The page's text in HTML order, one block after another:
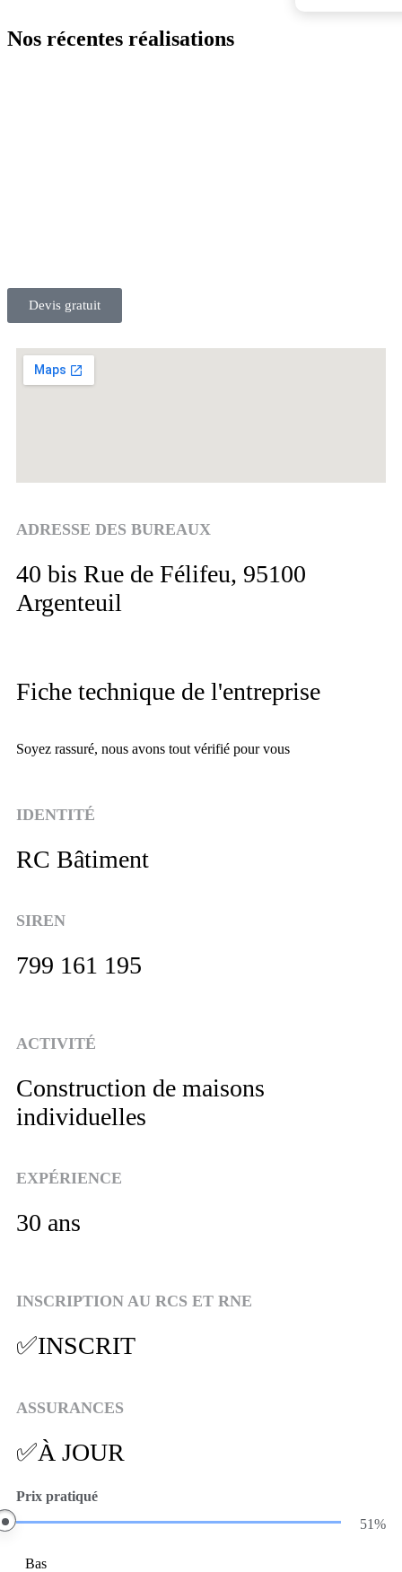
Nos récentes réalisations
Devis gratuit
ADRESSE DES BUREAUX
40 bis Rue de Félifeu, 95100
Argenteuil
Fiche technique de l'entreprise
Soyez rassuré, nous avons tout vérifié pour vous
IDENTITÉ
RC Bâtiment
SIREN
799 161 195
ACTIVITÉ
Construction de maisons
individuelles
EXPÉRIENCE
30 ans
INSCRIPTION AU RCS ET RNE
✅INSCRIT
ASSURANCES
✅À JOUR
Prix pratiqué
51%
Bas